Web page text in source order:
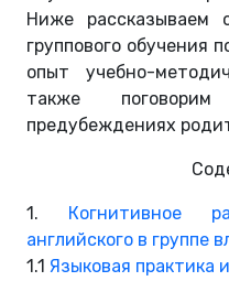
Ниже рассказываем
группового обучения
опыт учебно-
также
предубеждениях
1.
Когнитивное
английского в группе
1.1 Языковая практика